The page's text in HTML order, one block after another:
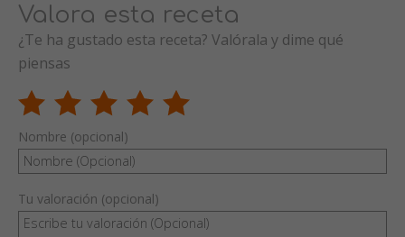
Valora esta receta
¿Te ha gustado esta receta? Valórala y dime qué
piensas
Nombre (opcional)
Tu valoración (opcional)